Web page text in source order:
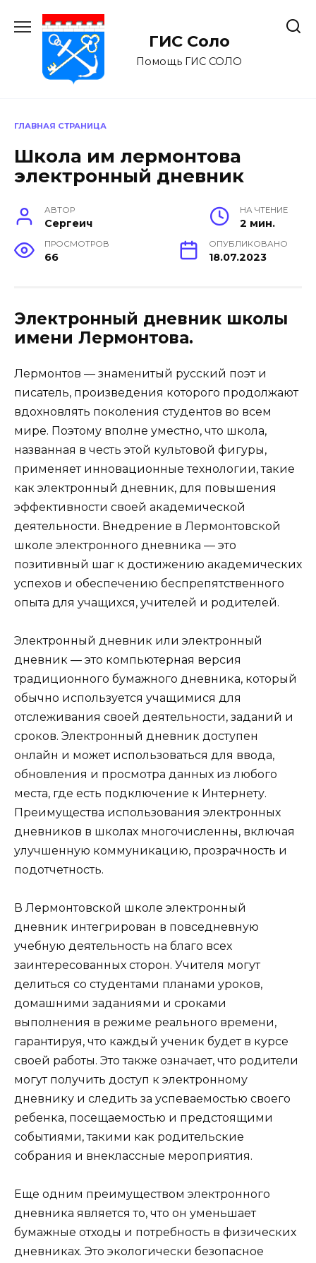
содержанию
ГИС Соло
Помощь ГИС СОЛО
ГЛАВНАЯ СТРАНИЦА
Школа им лермонтова
электронный дневник
АВТОР
Сергеич
НА ЧТЕНИЕ
2 мин.
ПРОСМОТРОВ
66
ОПУБЛИКОВАНО
18.07.2023
Электронный дневник школы
имени Лермонтова.
Лермонтов — знаменитый русский поэт и
писатель, произведения которого продолжают
вдохновлять поколения студентов во всем
мире. Поэтому вполне уместно, что школа,
названная в честь этой культовой фигуры,
применяет инновационные технологии, такие
как электронный дневник, для повышения
эффективности своей академической
деятельности. Внедрение в Лермонтовской
школе электронного дневника — это
позитивный шаг к достижению академических
успехов и обеспечению беспрепятственного
опыта для учащихся, учителей и родителей.
Электронный дневник или электронный
дневник — это компьютерная версия
традиционного бумажного дневника, который
обычно используется учащимися для
отслеживания своей деятельности, заданий и
сроков. Электронный дневник доступен
онлайн и может использоваться для ввода,
обновления и просмотра данных из любого
места, где есть подключение к Интернету.
Преимущества использования электронных
дневников в школах многочисленны, включая
улучшенную коммуникацию, прозрачность и
подотчетность.
В Лермонтовской школе электронный
дневник интегрирован в повседневную
учебную деятельность на благо всех
заинтересованных сторон. Учителя могут
делиться со студентами планами уроков,
домашними заданиями и сроками
выполнения в режиме реального времени,
гарантируя, что каждый ученик будет в курсе
своей работы. Это также означает, что родители
могут получить доступ к электронному
дневнику и следить за успеваемостью своего
ребенка, посещаемостью и предстоящими
событиями, такими как родительские
собрания и внеклассные мероприятия.
Еще одним преимуществом электронного
дневника является то, что он уменьшает
бумажные отходы и потребность в физических
дневниках. Это экологически безопасное